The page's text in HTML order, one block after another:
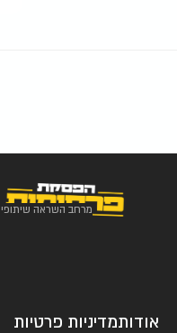
מרחב השראה שיתופי
אודותמדיניות פרטיות